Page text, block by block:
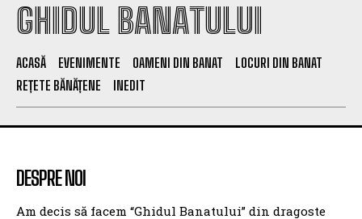
GHIDUL BANATULUI
ACASĂ EVENIMENTE OAMENI DIN BANAT
LOCURI DIN BANAT
REȚETE BĂNĂȚENE
INEDIT
DESPRE NOI
Am decis să facem “Ghidul Banatului” din dragoste